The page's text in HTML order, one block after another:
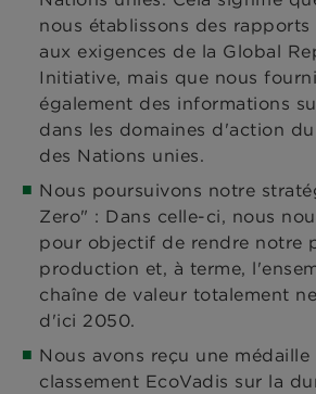
nous établissons des
aux exigences de la Global
Initiative, mais que nous
également des informations
dans les domaines d'action
des Nations unies.
Nous poursuivons notre
Zero" : Dans celle-ci, nous
pour objectif de rendre notre
production et, à terme,
chaîne de valeur totalement
d'ici 2050.
Nous avons reçu une
classement EcoVadis sur la